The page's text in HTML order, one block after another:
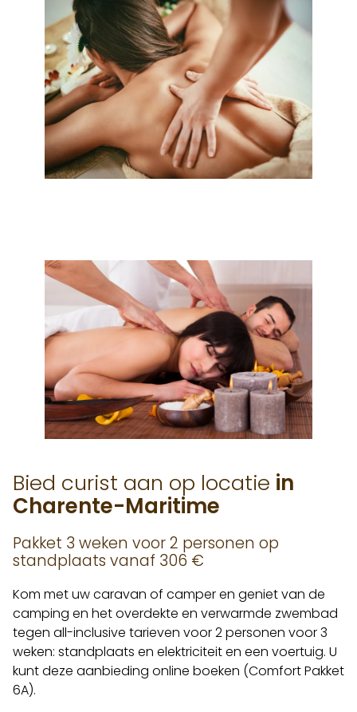
Bied curist aan op locatie in
Charente-Maritime
Pakket 3 weken voor 2 personen op
standplaats vanaf 306 €
Kom met uw caravan of camper en geniet van de
camping en het overdekte en verwarmde zwembad
tegen all-inclusive tarieven voor 2 personen voor 3
weken: standplaats en elektriciteit en een voertuig. U
kunt deze aanbieding online boeken (Comfort Pakket
6A).